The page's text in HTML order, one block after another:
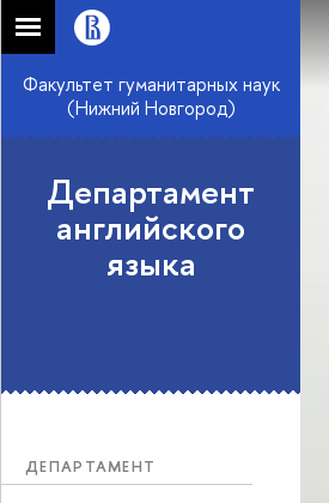
Факультет гуманитарных наук
(Нижний Новгород)
Департамент
английского
языка
ДЕПАРТАМЕНТ